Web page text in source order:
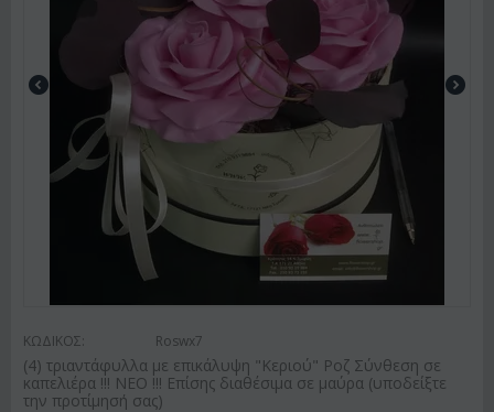
ΚΩΔΙΚΟΣ: Roswx7
(4) τριαντάφυλλα με επικάλυψη "Κεριού" Ροζ Σύνθεση σε
καπελιέρα !!! ΝΕΟ !!! Επίσης διαθέσιμα σε μαύρα (υποδείξτε
την προτίμησή σας)